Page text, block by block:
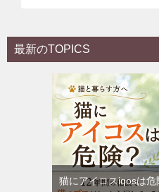
最新のTOPICS
猫にアイコスiqosは